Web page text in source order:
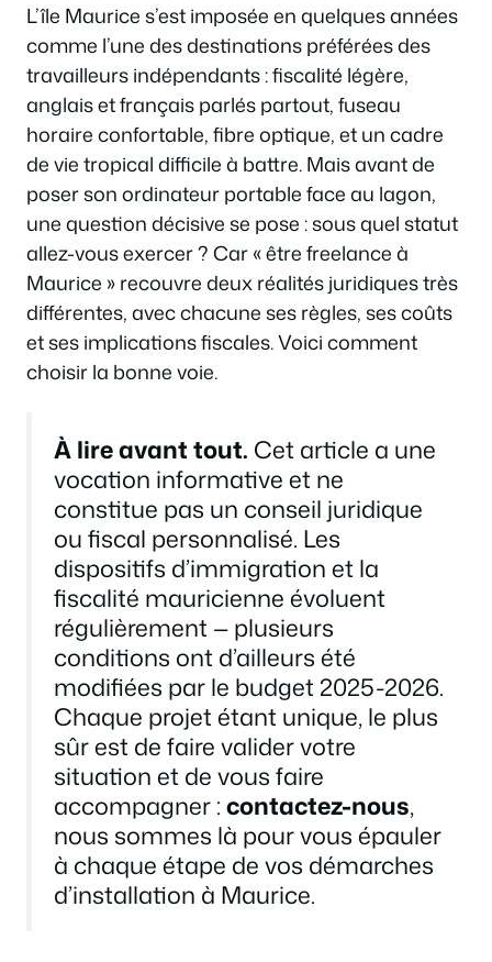
L’île Maurice s’est imposée en quelques années
comme l’une des destinations préférées des
travailleurs indépendants : fiscalité légère,
anglais et français parlés partout, fuseau
horaire confortable, fibre optique, et un cadre
de vie tropical difficile à battre. Mais avant de
poser son ordinateur portable face au lagon,
une question décisive se pose : sous quel statut
allez-vous exercer ? Car « être freelance à
Maurice » recouvre deux réalités juridiques très
différentes, avec chacune ses règles, ses coûts
et ses implications fiscales. Voici comment
choisir la bonne voie.
À lire avant tout. Cet article a une
vocation informative et ne
constitue pas un conseil juridique
ou fiscal personnalisé. Les
dispositifs d’immigration et la
fiscalité mauricienne évoluent
régulièrement — plusieurs
conditions ont d’ailleurs été
modifiées par le budget 2025-2026.
Chaque projet étant unique, le plus
sûr est de faire valider votre
situation et de vous faire
accompagner :contactez-nous,
nous sommes là pour vous épauler
à chaque étape de vos démarches
d’installation à Maurice.